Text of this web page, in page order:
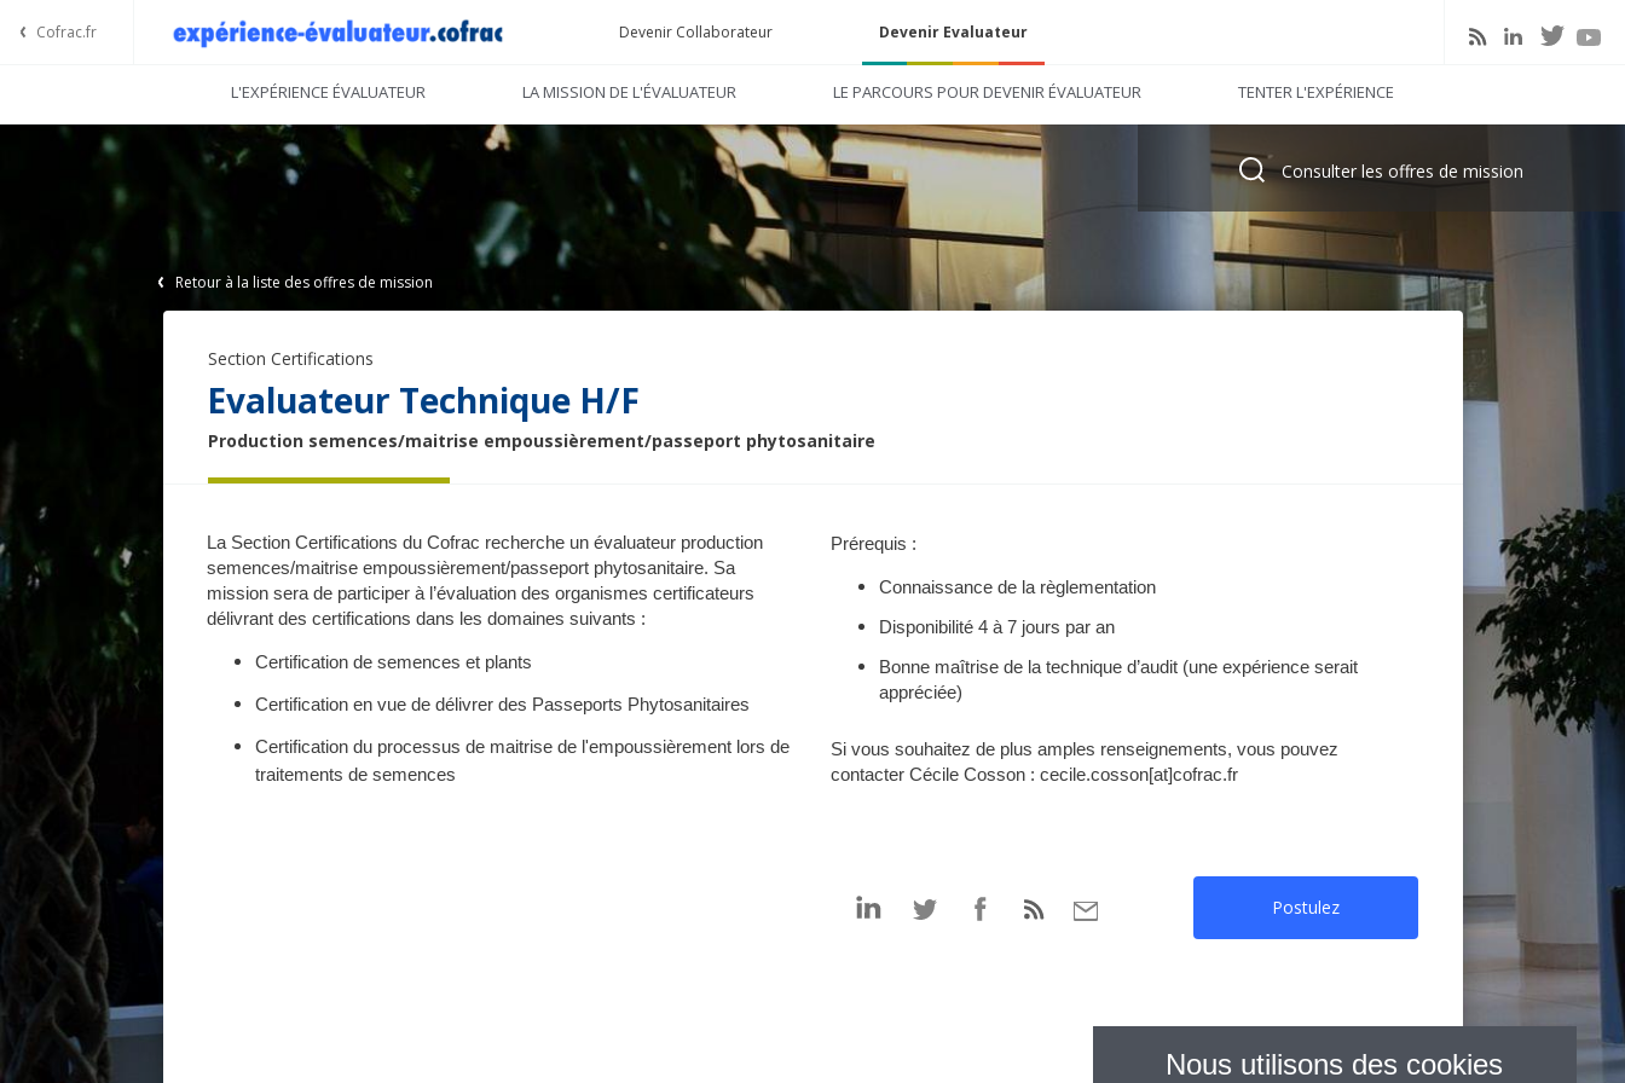
Cofrac.fr Devenir Collaborateur Devenir Evaluateur rss linkedintwitter
L'EXPÉRIENCE ÉVALUATEUR LA MISSION DE L'ÉVALUATEUR LE PARCOURS POUR DEVENIR ÉVALUATEUR TENTER L'EXPÉRIENCE
Retour à la liste des offres de mission
Section Certifications
Evaluateur Technique H/F
Production semences/maitrise empoussièrement/passeport phytosanitaire
La Section Certifications du Cofrac recherche un évaluateur production
semences/maitrise empoussièrement/passeport phytosanitaire. Sa
mission sera de participer à l’évaluation des organismes certificateurs
délivrant des certifications dans les domaines suivants :
Certification de semences et plants
Certification en vue de délivrer des Passeports Phytosanitaires
Certification du processus de maitrise de l'empoussièrement lors de
traitements de semences
Prérequis :
Connaissance de la règlementation
Disponibilité 4 à 7 jours par an
Bonne maîtrise de la technique d’audit (une expérience serait
appréciée)
Si vous souhaitez de plus amples renseignements, vous pouvez
contacter Cécile Cosson : cecile.cosson[at]cofrac.fr
Postulez
Offres
Consulter les offres de mission
Nous utilisons des cookies